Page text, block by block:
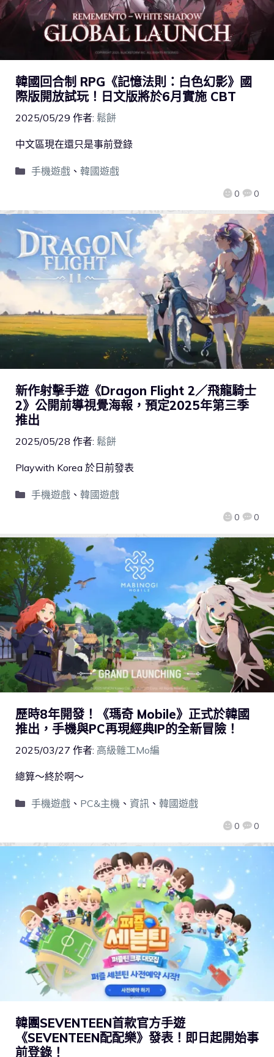
韓國回合制 RPG《記憶法則：白色幻影》國
際版開放試玩！日文版將於6月實施 CBT
2025/05/29 作者: 鬆餅
0 0
中文區現在還只是事前登錄
手機遊戲、 韓國遊戲
新作射擊手遊《Dragon Flight 2／飛龍騎士
2》公開前導視覺海報，預定2025年第三季
推出
2025/05/28 作者: 鬆餅
0 0
Playwith Korea 於日前發表
手機遊戲、 韓國遊戲
歷時8年開發！《瑪奇 Mobile》正式於韓國
推出，手機與PC再現經典IP的全新冒險！
2025/03/27 作者: 高級雜工Mo編
0 0
總算～終於啊～
手機遊戲、 PC&主機、 資訊、 韓國遊戲
韓團SEVENTEEN首款官方手遊
《SEVENTEEN配配樂》發表！即日起開始事
前登錄！